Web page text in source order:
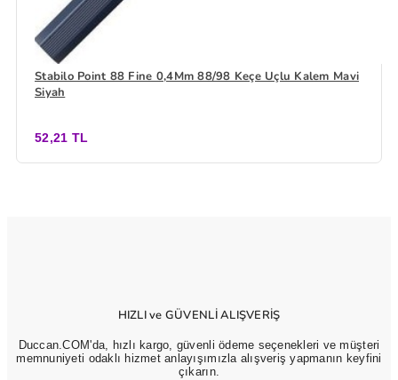
Stabilo Point 88 Fine 0,4Mm 88/98 Keçe Uçlu Kalem Mavi
Siyah
52,21 TL
HIZLI ve GÜVENLİ ALIŞVERİŞ
Duccan.COM'da, hızlı kargo, güvenli ödeme seçenekleri ve müşteri
memnuniyeti odaklı hizmet anlayışımızla alışveriş yapmanın keyfini
çıkarın.